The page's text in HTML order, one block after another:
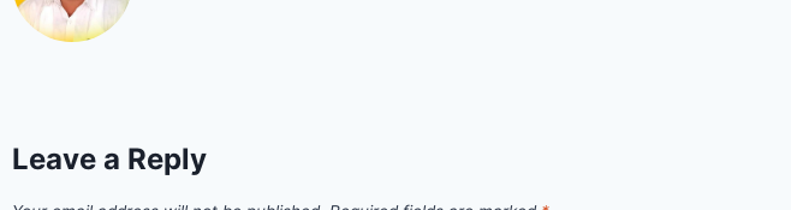
Leave a Reply